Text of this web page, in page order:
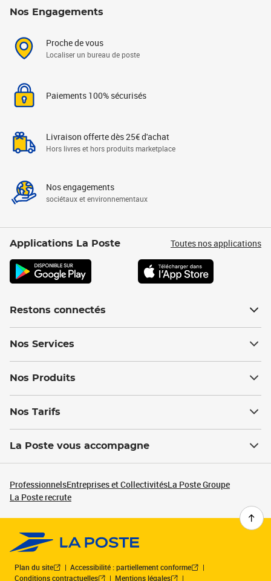
Nos Engagements
Proche de vous
Localiser un bureau de poste
Paiements 100% sécurisés
Livraison offerte dès 25€ d'achat
Hors livres et hors produits marketplace
Nos engagements
sociétaux et environnementaux
Applications La Poste Toutes nos applications
Restons connectés
Nos Services
Nos Produits
Nos Tarifs
La Poste vous accompagne
ProfessionnelsEntreprises et CollectivitésLa Poste Groupe
La Poste recrute
Plan du site
Accessibilité : partiellement conforme
Conditions contractuelles
Mentions légales